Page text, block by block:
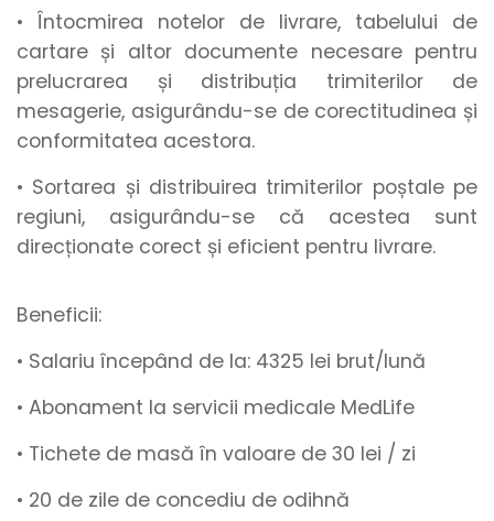
• Întocmirea notelor de livrare, tabelului de
cartare și altor documente necesare pentru
prelucrarea și distribuția trimiterilor de
mesagerie, asigurându-se de corectitudinea și
conformitatea acestora.
• Sortarea și distribuirea trimiterilor poștale pe
regiuni, asigurându-se că acestea sunt
direcționate corect și eficient pentru livrare.
Beneficii:
• Salariu începând de la: 4325 lei brut/lună
• Abonament la servicii medicale MedLife
• Tichete de masă în valoare de 30 lei / zi
• 20 de zile de concediu de odihnă